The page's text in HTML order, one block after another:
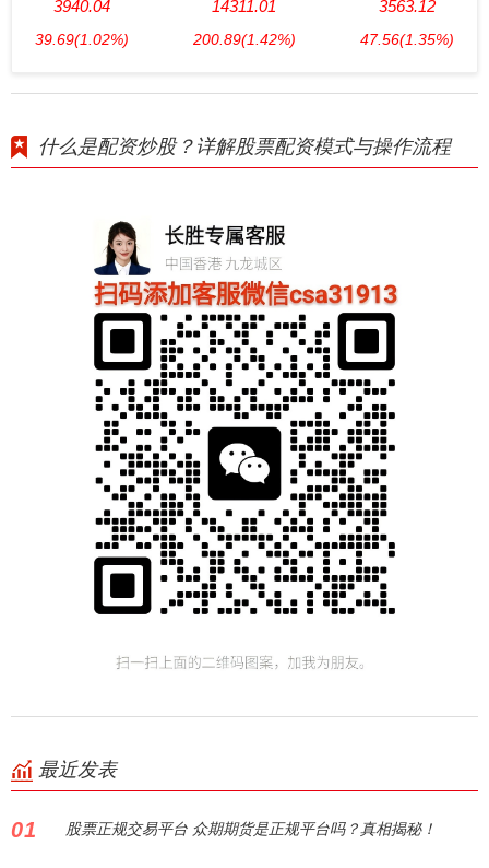
3940.04
39.69(1.02%)
14311.01
200.89(1.42%)
3563.12
47.56(1.35%)
什么是配资炒股？详解股票配资模式与操作流程
最近发表
01 股票正规交易平台 众期期货是正规平台吗？真相揭秘！